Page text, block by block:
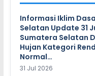
Informasi Iklim
Selatan Update 31
Sumatera Selatan
Hujan Kategori
Normal…
31 Jul 2026